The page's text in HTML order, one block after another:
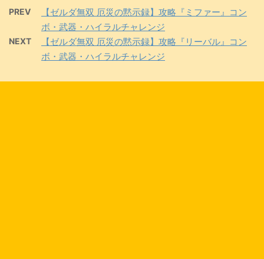
PREV
【ゼルダ無双 厄災の黙示録】攻略『ミファー』コン
ボ・武器・ハイラルチャレンジ
NEXT
【ゼルダ無双 厄災の黙示録】攻略『リーバル』コン
ボ・武器・ハイラルチャレンジ